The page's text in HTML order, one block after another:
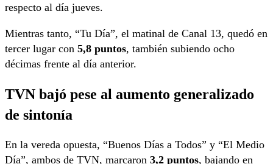
respecto al día jueves.
Mientras tanto, “Tu Día”, el matinal de Canal 13, quedó en
tercer lugar con 5,8 puntos, también subiendo ocho
décimas frente al día anterior.
TVN bajó pese al aumento generalizado
de sintonía
En la vereda opuesta, “Buenos Días a Todos” y “El Medio
Día”, ambos de TVN, marcaron 3,2 puntos, bajando en